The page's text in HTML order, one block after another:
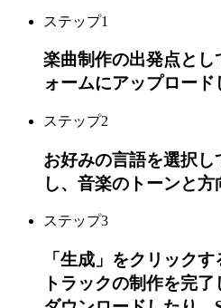
ステップ1
楽曲制作の出発点と
ォームにアップロード
ステップ2
お好みの言語を選択
し、音楽のトーンと
ステップ3
「生成」をクリック
トラックの制作を完